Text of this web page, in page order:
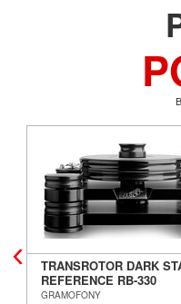
TRANSROTOR DARK
REFERENCE RB-330
GRAMOFON
GRAMOFONY